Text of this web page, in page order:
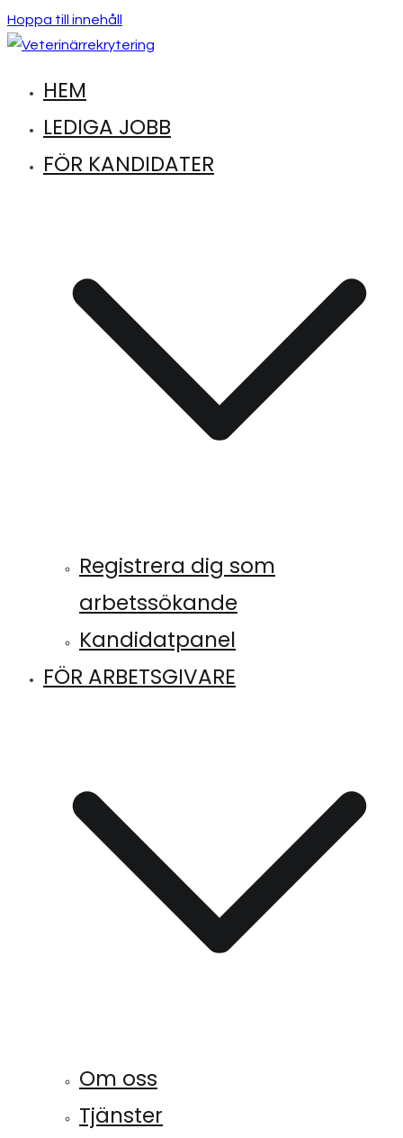
Hoppa till innehåll
Veterinärrekrytering
Hitta lediga jobb inom djursjukvård
HEM
LEDIGA JOBB
FÖR KANDIDATER
Registrera dig som
arbetssökande
Kandidatpanel
FÖR ARBETSGIVARE
Om oss
Tjänster